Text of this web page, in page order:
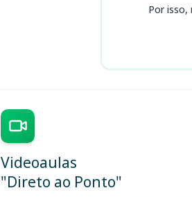
Por
Videoaulas
"Direto ao Ponto"